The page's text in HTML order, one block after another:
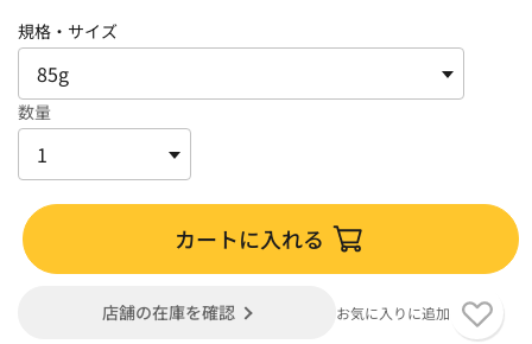
規格・サイズ
数量
カートに入れる
店舗の在庫を確認 お気に入りに追加